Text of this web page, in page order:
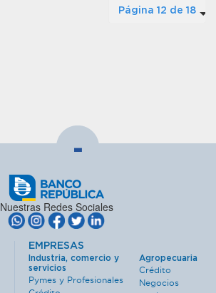
Página 12 de 18
-
Nuestras Redes Sociales
EMPRESAS
Industria, comercio y
servicios
Pymes y Profesionales
Agropecuaria
Crédito
Negocios